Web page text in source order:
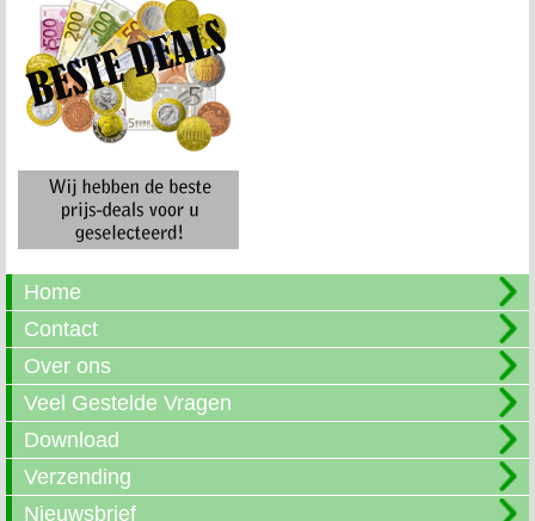
Home
Contact
Over ons
Veel Gestelde Vragen
Download
Verzending
Nieuwsbrief